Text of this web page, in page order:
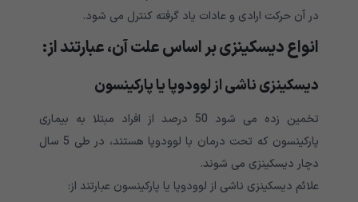
در آن حرکت ارادی و عادات یاد گرفته کنترل می شود.
انواع دیسکینزی بر اساس علت آن، عبارتند از:
دیسکینزی ناشی از لوودوپا یا پارکینسون
تخمین زده می شود 50 درصد از افراد مبتلا به بیماری
پارکینسون که تحت درمان با لوودوپا هستند، در طی 5 سال
دچار دیسکینزی می شوند.
علائم دیسکینزی ناشی از لوودوپا یا پارکینسون عبارتند از: